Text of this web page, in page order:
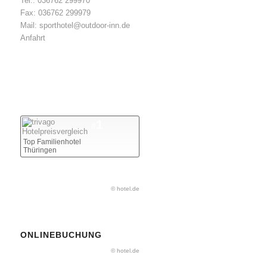
Fax: 036762 299979
Mail: sporthotel@outdoor-inn.de
Anfahrt
Top Familienhotel
Thüringen
© hotel.de
ONLINEBUCHUNG
© hotel.de